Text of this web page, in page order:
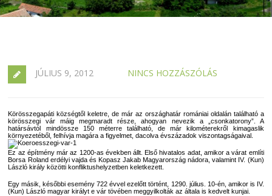
JÚLIUS 9, 2012 NINCS HOZZÁSZÓLÁS
Körösszegapáti községtől keletre, de már az országhatár romániai oldalán található a
körösszegi vár máig megmaradt része, ahogyan nevezik a „csonkatorony”. A
határsávtól mindössze 150 méterre található, de már kilométerekről kimagaslik
környezetéből, felhívja magára a figyelmet, dacolva évszázadok viszontagságaival.
Ez az építmény már az 1200-as években állt. Első hivatalos adat, amikor a várat említi
Borsa Roland erdélyi vajda és Kopasz Jakab Magyarország nádora, valamint IV. (Kun)
László király közötti konfliktushelyzetben keletkezett.
Egy másik, későbbi esemény 722 évvel ezelőtt történt, 1290. július. 10-én, amikor is IV.
(Kun) László magyar királyt e vár tövében meggyilkolták az általa is kedvelt kunjai.